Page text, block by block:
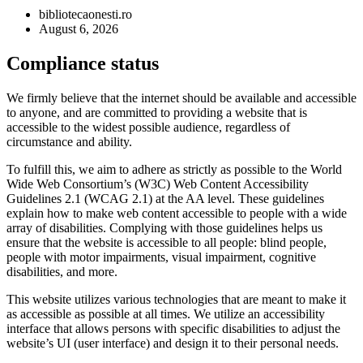
bibliotecaonesti.ro
August 6, 2026
Compliance status
We firmly believe that the internet should be available and accessible
to anyone, and are committed to providing a website that is
accessible to the widest possible audience, regardless of
circumstance and ability.
To fulfill this, we aim to adhere as strictly as possible to the World
Wide Web Consortium’s (W3C) Web Content Accessibility
Guidelines 2.1 (WCAG 2.1) at the AA level. These guidelines
explain how to make web content accessible to people with a wide
array of disabilities. Complying with those guidelines helps us
ensure that the website is accessible to all people: blind people,
people with motor impairments, visual impairment, cognitive
disabilities, and more.
This website utilizes various technologies that are meant to make it
as accessible as possible at all times. We utilize an accessibility
interface that allows persons with specific disabilities to adjust the
website’s UI (user interface) and design it to their personal needs.